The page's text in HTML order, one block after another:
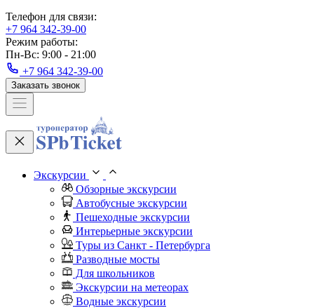
Телефон для связи:
+7 964 342-39-00
Режим работы:
Пн-Вс: 9:00 - 21:00
+7 964 342-39-00
Заказать звонок
Экскурсии
Обзорные экскурсии
Автобусные экскурсии
Пешеходные экскурсии
Интерьерные экскурсии
Туры из Санкт - Петербурга
Разводные мосты
Для школьников
Экскурсии на метеорах
Водные экскурсии